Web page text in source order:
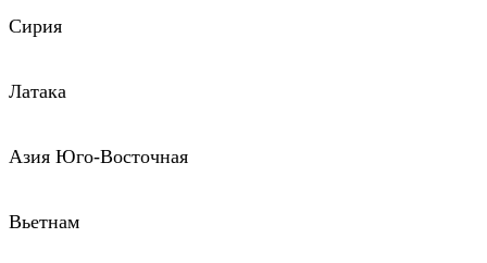
Сирия
Латака
Азия Юго-Восточная
Вьетнам